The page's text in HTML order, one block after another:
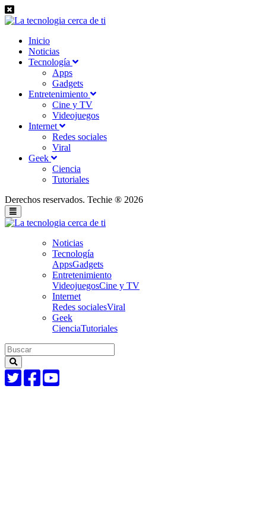
Inicio
Noticias
Tecnología
Apps
Gadgets
Entretenimiento
Cine y TV
Videojuegos
Internet
Redes sociales
Viral
Geek
Ciencia
Tutoriales
Derechos reservados. Techie ® 2026
Noticias
Tecnología
AppsGadgets
Entretenimiento
VideojuegosCine y TV
Internet
Redes socialesViral
Geek
CienciaTutoriales